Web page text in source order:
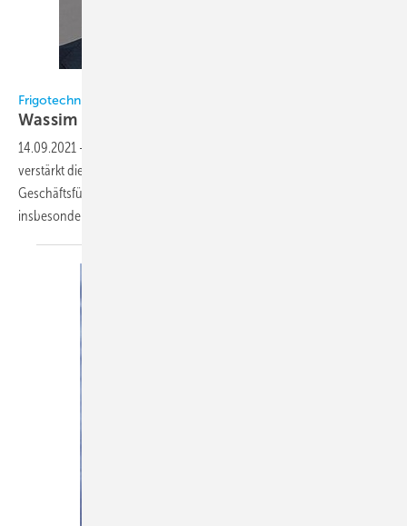
Frigotechnik
Wassim Dahche weiterer
14.09.2021 -
verstärkt die Frigotechnik Handels-GmbH zum 1. Oktober 2021 die
Geschäftsführung mit Wassim Dahche (41), der zukünftig
insbesondere die vertriebliche Ausrichtung verantworten